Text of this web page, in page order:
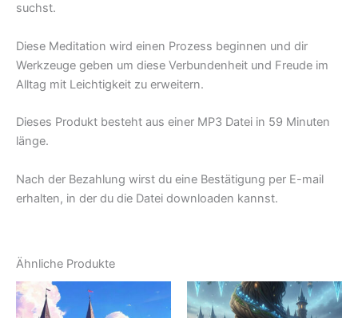
suchst.
Diese Meditation wird einen Prozess beginnen und dir
Werkzeuge geben um diese Verbundenheit und Freude im
Alltag mit Leichtigkeit zu erweitern.
Dieses Produkt besteht aus einer MP3 Datei in 59 Minuten
länge.
Nach der Bezahlung wirst du eine Bestätigung per E-mail
erhalten, in der du die Datei downloaden kannst.
Ähnliche Produkte